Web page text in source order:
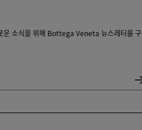
운 소식을 위해 Bottega Veneta 뉴스레터를 구